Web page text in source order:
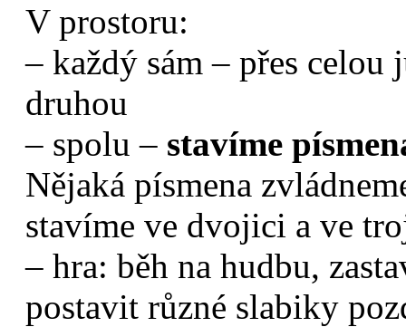
V prostoru:
– každý sám – přes
druhou
– spolu – stavíme
Nějaká písmena
stavíme ve dvojici a ve
– hra: běh na hudbu,
postavit různé slabiky